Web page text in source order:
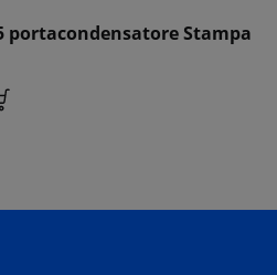
portacondensatore Stampa